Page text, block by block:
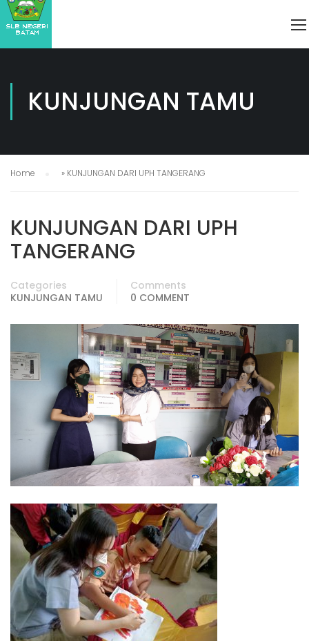
KUNJUNGAN TAMU
Home » KUNJUNGAN DARI UPH TANGERANG
KUNJUNGAN DARI UPH
TANGERANG
Categories
KUNJUNGAN TAMU
Comments
0 COMMENT